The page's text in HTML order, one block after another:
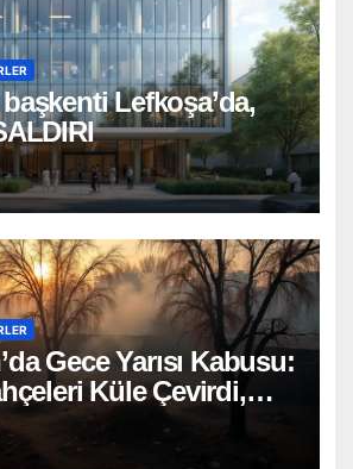
Lefkoşa’da,
Gece Yarısı Kabusu:
Küle Çevirdi,
Telef Oldu!